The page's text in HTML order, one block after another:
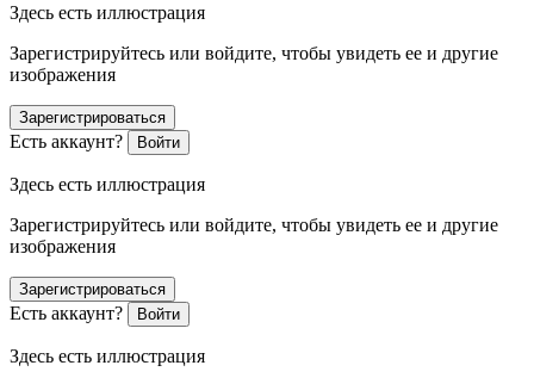
Здесь есть иллюстрация
Зарегистрируйтесь или войдите, чтобы увидеть ее и другие
изображения
Зарегистрироваться
Есть аккаунт? Войти
Здесь есть иллюстрация
Зарегистрируйтесь или войдите, чтобы увидеть ее и другие
изображения
Зарегистрироваться
Есть аккаунт? Войти
Здесь есть иллюстрация